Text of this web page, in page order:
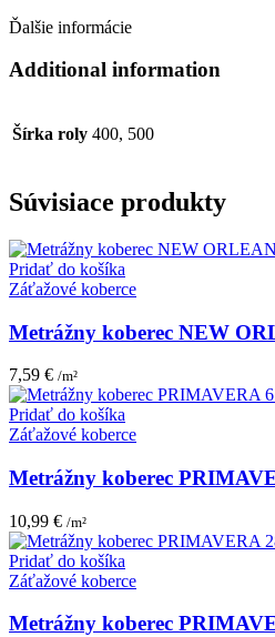
Ďalšie informácie
Additional information
Šírka roly 400, 500
Súvisiace produkty
Pridať do košíka
Záťažové koberce
Metrážny koberec NEW
7,59 € /m²
Pridať do košíka
Záťažové koberce
Metrážny koberec
10,99 € /m²
Pridať do košíka
Záťažové koberce
Metrážny koberec